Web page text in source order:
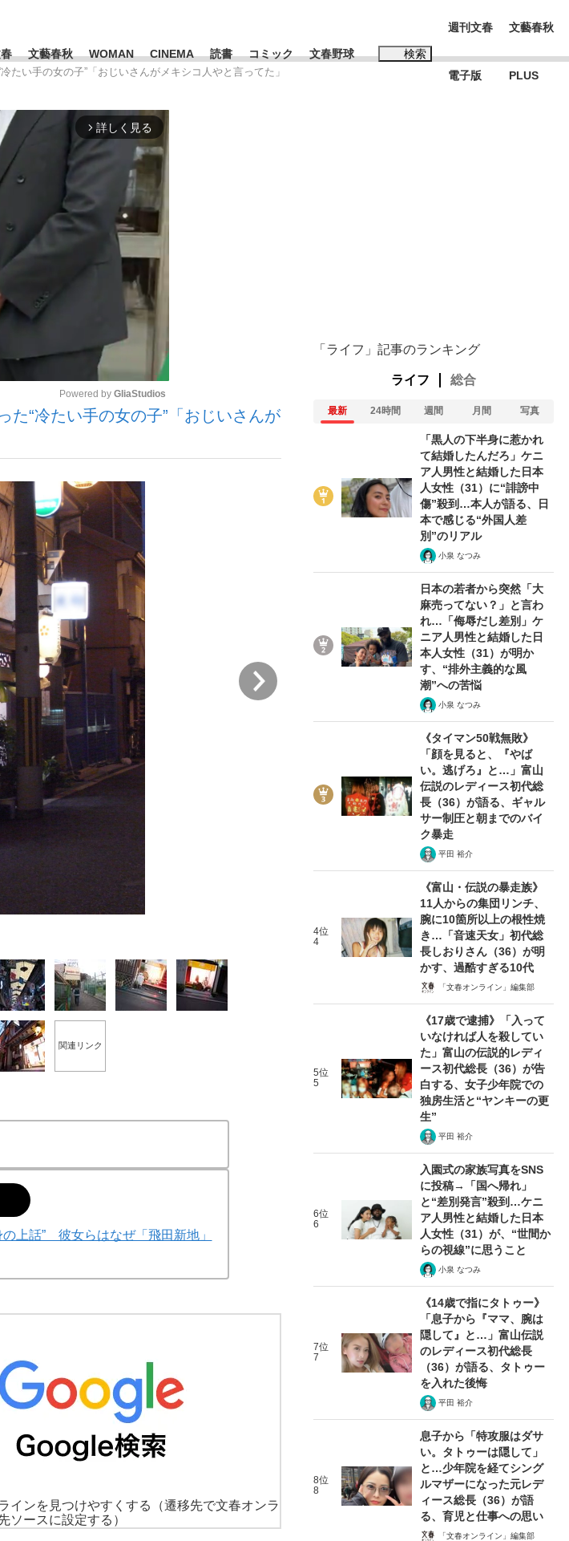
「キオクシアの投資の桁は一つ多くてもいい」時価総額が一時トヨタ超え...
《BTS厳戒トーキョー滞在記》RM→渋谷で飲み会、JIN→伊豆の...
もっと見る
日本生まれのK-POPアイドルたち
観る将棋、読む将棋
もっと見る
文藝春秋 WOMAN CINEMA 読書 コミック 文春野球 検索
希 #森岡毅 #城彰二 #内田有紀
週刊文春
電子版
文藝春秋
PLUS
たい手の女の子”「おじいさんがメキシコ人やと言ってた」
arrow_forward_ios 詳しく見る
Powered by GliaStudios
た“冷たい手の女の子”「おじいさんが
2/18
関連リンク
上話” 彼女らはなぜ「飛田新地」
インを見つけやすくする
（遷移先で文春オンラ
ソースに設定する）
「ライフ」記事のランキング
ライフ 総合
最新 24時間 週間 月間 写真
「黒人の下半身に惹かれ
て結婚したんだろ」ケニ
ア人男性と結婚した日本
人女性（31）に“誹謗中
傷”殺到…本人が語る、日
本で感じる“外国人差
別”のリアル
小泉 なつみ
日本の若者から突然「大
麻売ってない？」と言わ
れ…「侮辱だし差別」ケ
ニア人男性と結婚した日
本人女性（31）が明か
す、“排外主義的な風
潮”への苦悩
小泉 なつみ
《タイマン50戦無敗》
「顔を見ると、『やば
い。逃げろ』と…」富山
伝説のレディース初代総
長（36）が語る、ギャル
サー制圧と朝までのバイ
ク暴走
平田 裕介
4位
4
《富山・伝説の暴走族》
11人からの集団リンチ、
腕に10箇所以上の根性焼
き…「音速天女」初代総
長しおりさん（36）が明
かす、過酷すぎる10代
「文春オンライン」編集部
5位
5
《17歳で逮捕》「入って
いなければ人を殺してい
た」富山の伝説的レディ
ース初代総長（36）が告
白する、女子少年院での
独房生活と“ヤンキーの更
生”
平田 裕介
6位
6
入園式の家族写真をSNS
に投稿→「国へ帰れ」
と“差別発言”殺到…ケニ
ア人男性と結婚した日本
人女性（31）が、“世間か
らの視線”に思うこと
小泉 なつみ
7位
7
《14歳で指にタトゥー》
「息子から『ママ、腕は
隠して』と…」富山伝説
のレディース初代総長
（36）が語る、タトゥー
を入れた後悔
平田 裕介
8位
8
息子から「特攻服はダサ
い。タトゥーは隠して」
と…少年院を経てシング
ルマザーになった元レデ
ィース総長（36）が語
る、育児と仕事への思い
「文春オンライン」編集部